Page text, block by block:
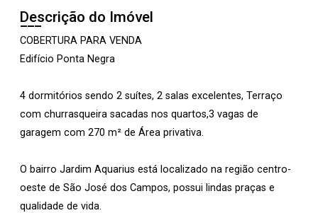
Descrição do Imóvel
COBERTURA PARA VENDA
Edifício Ponta Negra
4 dormitórios sendo 2 suítes, 2 salas excelentes, Terraço
com churrasqueira sacadas nos quartos,3 vagas de
garagem com 270 m² de Área privativa.
O bairro Jardim Aquarius está localizado na região centro-
oeste de São José dos Campos, possui lindas praças e
qualidade de vida.